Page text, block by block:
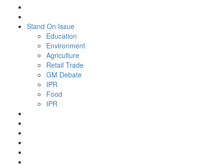
Stand On Issue
Education
Environment
Agriculture
Retail Trade
GM Debate
IPR
Food
IPR